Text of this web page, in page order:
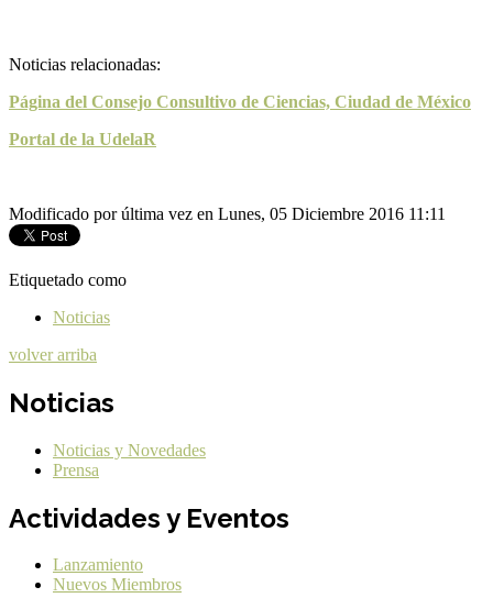
Noticias relacionadas:
Página del Consejo Consultivo de Ciencias, Ciudad de México
Portal de la UdelaR
Modificado por última vez en Lunes, 05 Diciembre 2016 11:11
Etiquetado como
Noticias
volver arriba
Noticias
Noticias y Novedades
Prensa
Actividades y Eventos
Lanzamiento
Nuevos Miembros